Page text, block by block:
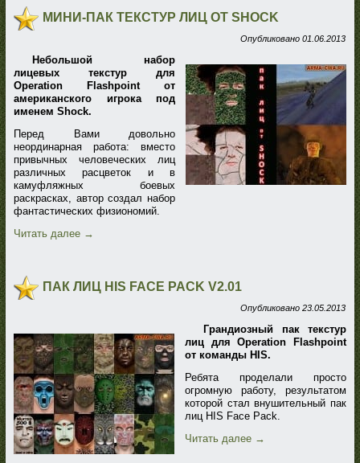
МИНИ-ПАК ТЕКСТУР ЛИЦ ОТ SHOCK
Опубликовано 01.06.2013
Небольшой набор
лицевых текстур для
Operation Flashpoint от
американского игрока под
именем Shock.
Перед Вами довольно
неординарная работа: вместо
привычных человеческих лиц
различных расцветок и в
камуфляжных боевых
раскрасках, автор создал набор
фантастических физиономий.
Читать далее →
ПАК ЛИЦ HIS FACE PACK V2.01
Опубликовано 23.05.2013
Грандиозный пак текстур
лиц для Operation Flashpoint
от команды HIS.
Ребята проделали просто
огромную работу, результатом
которой стал внушительный пак
лиц HIS Face Pack.
Читать далее →